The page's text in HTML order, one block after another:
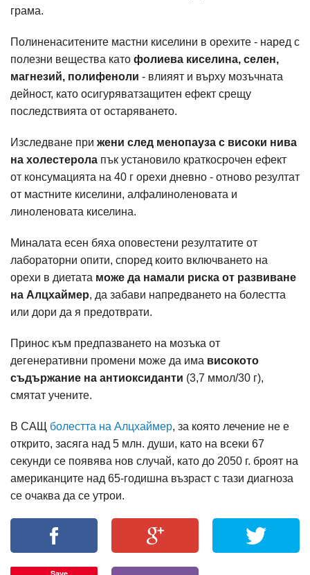
грама.
Полиненаситените мастни киселини в орехите - наред с
полезни вещества като фолиева киселина, селен,
магнезий, полифеноли - влияят и върху мозъчната
дейност, като осигуряватзащитен ефект срещу
последствията от остаряването.
Изследване при жени след менопауза с високи нива
на холестерола пък установило краткосрочен ефект
от консумацията на 40 г орехи дневно - отново резултат
от мастните киселини, алфалиноленовата и
линоленовата киселина.
Миналата есен бяха оповестени резултатите от
лабораторни опити, според които включването на
орехи в диетата може да намали риска от развиване
на Алцхаймер, да забави напредването на болестта
или дори да я предотврати.
Принос към предпазването на мозъка от
дегенеративни промени може да има високото
съдържание на антиоксиданти (3,7 ммол/30 г),
смятат учените.
В САЩ болестта на Алцхаймер, за която лечение не е
открито, засяга над 5 млн. души, като на всеки 67
секунди се появява нов случай, като до 2050 г. броят на
американците над 65-годишна възраст с тази диагноза
се очаква да се утрои.